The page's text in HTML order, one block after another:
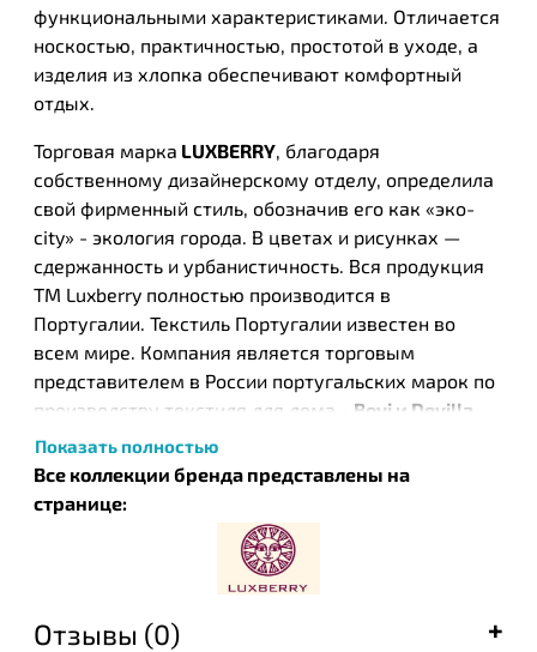
функциональными характеристиками. Отличается
носкостью, практичностью, простотой в уходе, а
изделия из хлопка обеспечивают комфортный
отдых.
Торговая марка LUXBERRY , благодаря
собственному дизайнерскому отделу, определила
свой фирменный стиль, обозначив его как «эко-
city» - экология города. В цветах и рисунках —
сдержанность и урбанистичность. Вся продукция
ТМ Luxberry полностью производится в
Португалии. Текстиль Португалии известен во
всем мире. Компания является торговым
представителем в России португальских марок по
производству текстиля для дома - Bovi и Devilla
стиль которых совпадает со стилем ТМ Luxberry.
Показать полностью
Все коллекции бренда представлены на
странице:
Отзывы (0)